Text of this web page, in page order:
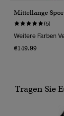
Mittellange
(5)
Weitere Farben
€149.99
Tragen Sie